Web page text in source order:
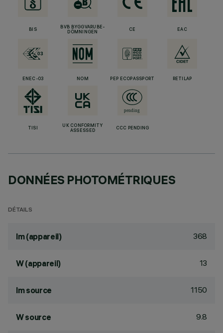
BIS
BVB BYGGVARUBE-
DÖMNINGEN
CE EAC
ENEC-03 NOM PEP ECOPASSPORT RETILAP
TISI
UK CONFORMITY
ASSESSED
CCC PENDING
DONNÉES PHOTOMÉTRIQUES
DÉTAILS
lm (appareil) 368
W (appareil) 13
lm source 1150
W source 9.8